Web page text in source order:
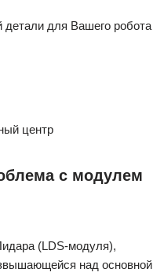
для Вашего робота
центр
с модулем
(LDS-модуля),
над основной